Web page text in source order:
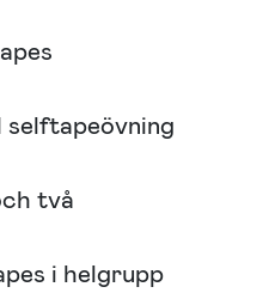
selftapeövning
två
i helgrupp